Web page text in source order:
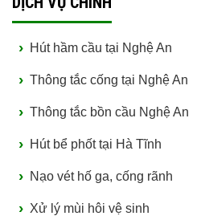
Hút hầm cầu tại Nghệ An
Thông tắc cống tại Nghệ An
Thông tắc bồn cầu Nghệ An
Hút bể phốt tại Hà Tĩnh
Nạo vét hố ga, cống rãnh
Xử lý mùi hôi vệ sinh